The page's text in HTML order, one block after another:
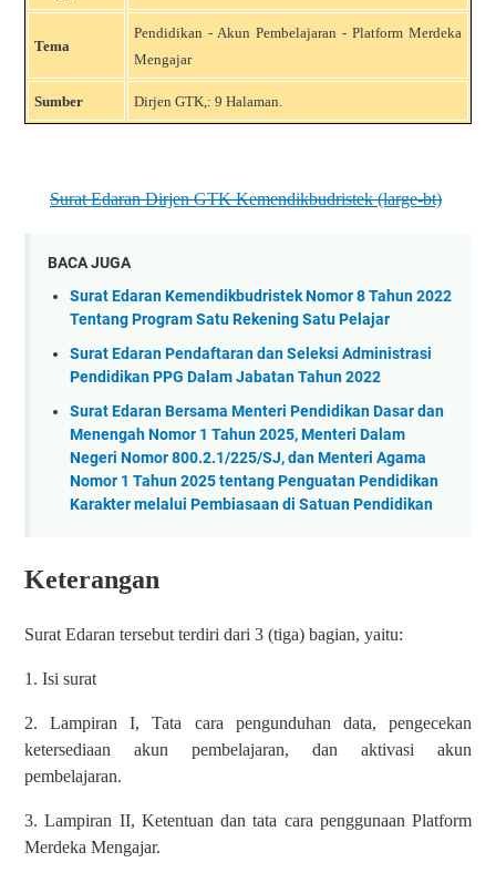
Tema
Pendidikan - Akun Pembelajaran - Platform Merdeka
Mengajar
Sumber Dirjen GTK,: 9 Halaman.
Surat Edaran Dirjen GTK Kemendikbudristek (large-bt)
BACA JUGA
Surat Edaran Kemendikbudristek Nomor 8 Tahun 2022
Tentang Program Satu Rekening Satu Pelajar
Surat Edaran Pendaftaran dan Seleksi Administrasi
Pendidikan PPG Dalam Jabatan Tahun 2022
Surat Edaran Bersama Menteri Pendidikan Dasar dan
Menengah Nomor 1 Tahun 2025, Menteri Dalam
Negeri Nomor 800.2.1/225/SJ, dan Menteri Agama
Nomor 1 Tahun 2025 tentang Penguatan Pendidikan
Karakter melalui Pembiasaan di Satuan Pendidikan
Keterangan
Surat Edaran tersebut terdiri dari 3 (tiga) bagian, yaitu:
1. Isi surat
2. Lampiran I, Tata cara pengunduhan data, pengecekan
ketersediaan akun pembelajaran, dan aktivasi akun
pembelajaran.
3. Lampiran II, Ketentuan dan tata cara penggunaan Platform
Merdeka Mengajar.